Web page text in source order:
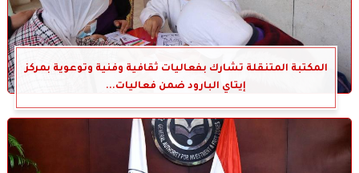
المكتبة المتنقلة تشارك بفعاليات ثقافية وفنية وتوعوية بمركز
إيتاي البارود ضمن فعاليات...